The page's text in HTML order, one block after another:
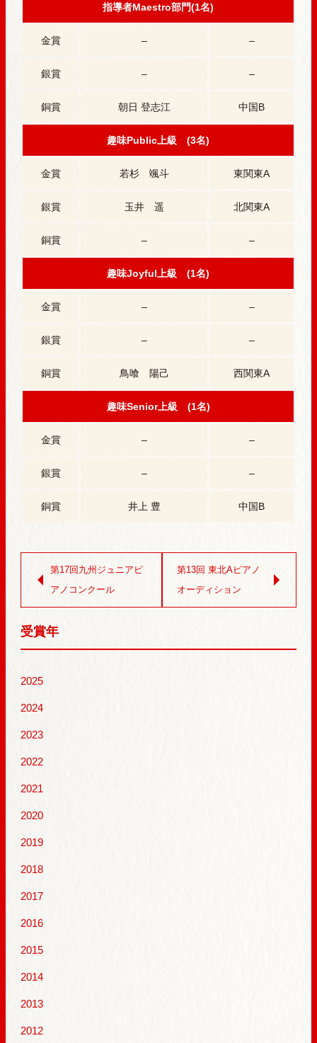
指導者Maestro部門(1名)
金賞 – –
銀賞 – –
銅賞 朝日 登志江 中国B
趣味Public上級 (3名)
金賞 若杉 颯斗 東関東A
銀賞 玉井 遥 北関東A
銅賞 – –
趣味Joyful上級 (1名)
金賞 – –
銀賞 – –
銅賞 鳥喰 陽己 西関東A
趣味Senior上級 (1名)
金賞 – –
銀賞 – –
銅賞 井上 豊 中国B
第17回九州ジュニアピ
アノコンクール
第13回 東北Aピアノ
オーディション
受賞年
2025
2024
2023
2022
2021
2020
2019
2018
2017
2016
2015
2014
2013
2012